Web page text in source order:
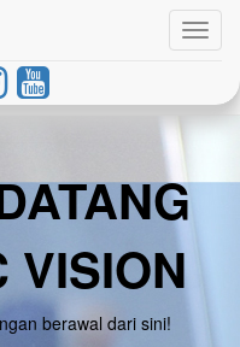
VISION
berawal dari sini!